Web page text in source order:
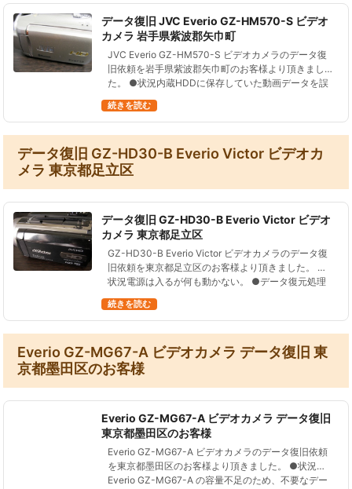
データ復旧 JVC Everio GZ-HM570-S ビデオ
カメラ 岩手県紫波郡矢巾町
JVC Everio GZ-HM570-S ビデオカメラのデータ復
旧依頼を岩手県紫波郡矢巾町のお客様より頂きまし
た。 ●状況内蔵HDDに保存していた動画データを誤
８１の動画…
続きを読む
データ復旧 GZ-HD30-B Everio Victor ビデオカ
メラ 東京都足立区
データ復旧 GZ-HD30-B Everio Victor ビデオ
カメラ 東京都足立区
GZ-HD30-B Everio Victor ビデオカメラのデータ復
旧依頼を東京都足立区のお客様より頂きました。 ●
状況電源は入るが何も動かない。 ●データ復元処理
ル、総再…
続きを読む
Everio GZ-MG67-A ビデオカメラ データ復旧 東
京都墨田区のお客様
Everio GZ-MG67-A ビデオカメラ データ復旧
東京都墨田区のお客様
Everio GZ-MG67-A ビデオカメラのデータ復旧依頼
を東京都墨田区のお客様より頂きました。 ●状況
Everio GZ-MG67-A の容量不足のため、不要なデー